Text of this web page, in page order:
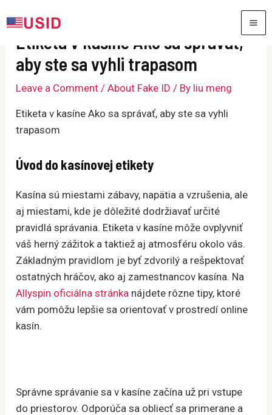
to
Etiketa v kasíne Ako sa správať,
aby ste sa vyhli trapasom
Leave a Comment /About Fake ID / By liu meng
Etiketa v kasíne Ako sa správať, aby ste sa vyhli
trapasom
Úvod do kasínovej etikety
Kasína sú miestami zábavy, napätia a vzrušenia, ale
aj miestami, kde je dôležité dodržiavať určité
pravidlá správania. Etiketa v kasíne môže ovplyvniť
váš herný zážitok a taktiež aj atmosféru okolo vás.
Základným pravidlom je byť zdvorilý a rešpektovať
ostatných hráčov, ako aj zamestnancov kasína. Na
Allyspin oficiálna stránka nájdete rôzne tipy, ktoré
vám pomôžu lepšie sa orientovať v prostredí online
kasín.
Správne správanie sa v kasíne začína už pri vstupe
do priestorov. Odporúča sa obliecť sa primerane a